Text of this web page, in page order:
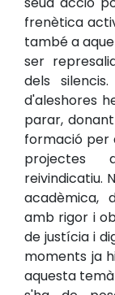
frenètica
també a
ser
dels
d'aleshores
parar,
formació per
projectes
reivindicatiu.
acadèmica,
amb rigor i
de justícia i
moments ja
aquesta